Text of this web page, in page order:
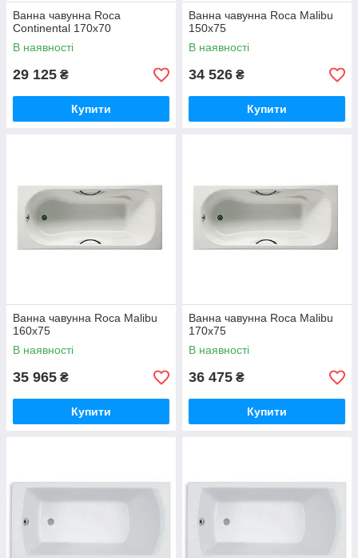
Ванна чавунна Roca
Continental 170x70
В наявності
29 125 ₴
Купити
Ванна чавунна Roca Malibu
150x75
В наявності
34 526 ₴
Купити
Ванна чавунна Roca Malibu
160x75
В наявності
35 965 ₴
Купити
Ванна чавунна Roca Malibu
170x75
В наявності
36 475 ₴
Купити